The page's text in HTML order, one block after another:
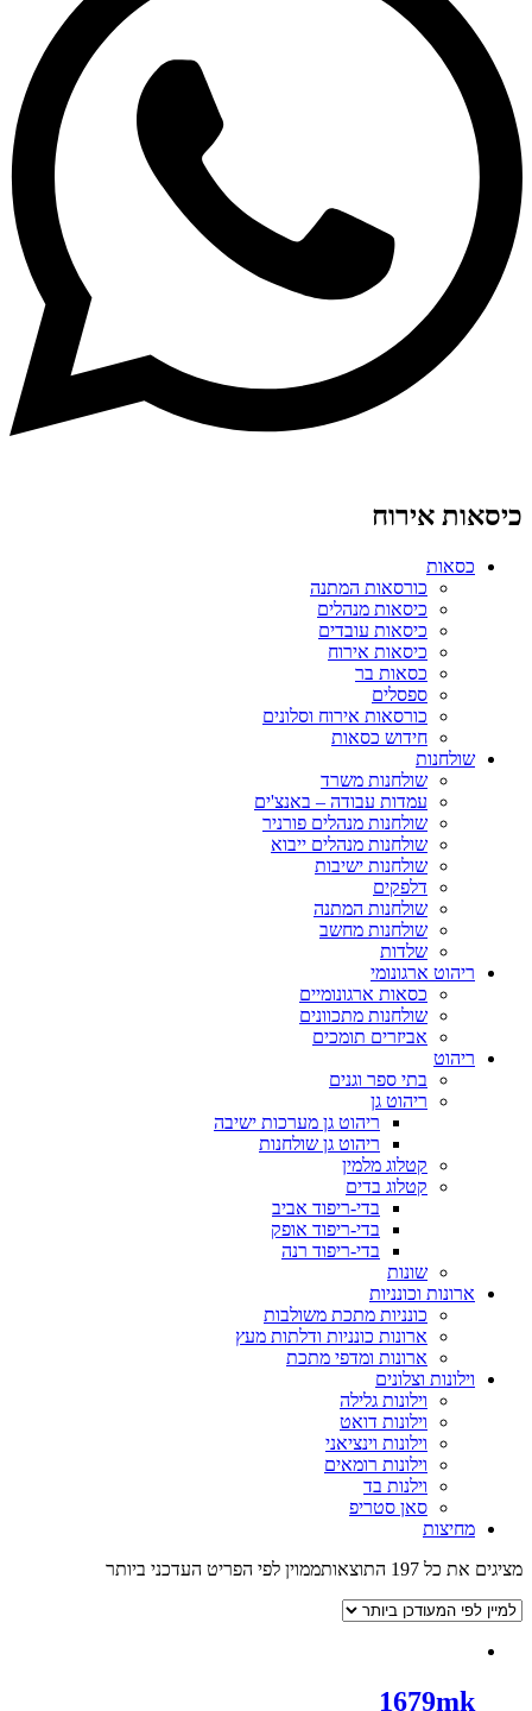
כיסאות אירוח
כסאות
כורסאות המתנה
כיסאות מנהלים
כיסאות עובדים
כיסאות אירוח
כסאות בר
ספסלים
כורסאות אירוח וסלונים
חידוש כסאות
שולחנות
שולחנות משרד
עמדות עבודה – באנצ'ים
שולחנות מנהלים פורניר
שולחנות מנהלים ייבוא
שולחנות ישיבות
דלפקים
שולחנות המתנה
שולחנות מחשב
שלדות
ריהוט ארגונומי
כסאות ארגונומיים
שולחנות מתכוונים
אביזרים תומכים
ריהוט
בתי ספר וגנים
ריהוט גן
ריהוט גן מערכות ישיבה
ריהוט גן שולחנות
קטלוג מלמין
קטלוג בדים
בדי-ריפוד אביב
בדי-ריפוד אופק
בדי-ריפוד רנה
שונות
ארונות וכונניות
כונניות מתכת משולבות
ארונות כונניות ודלתות מעץ
ארונות ומדפי מתכת
וילונות וצלונים
וילונות גלילה
וילונות דואט
וילונות וינציאני
וילונות רומאים
וילנות בד
סאן סטריפ
מחיצות
מציגים את כל ⁦197⁩ התוצאות
ממוין לפי הפריט העדכני ביותר
1679mk